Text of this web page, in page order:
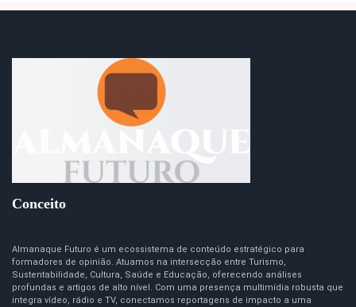
Conceito
Almanaque Futuro é um ecossistema de conteúdo estratégico para
formadores de opinião. Atuamos na intersecção entre Turismo,
Sustentabilidade, Cultura, Saúde e Educação, oferecendo análises
profundas e artigos de alto nível. Com uma presença multimídia robusta que
integra vídeo, rádio e TV, conectamos reportagens de impacto a uma